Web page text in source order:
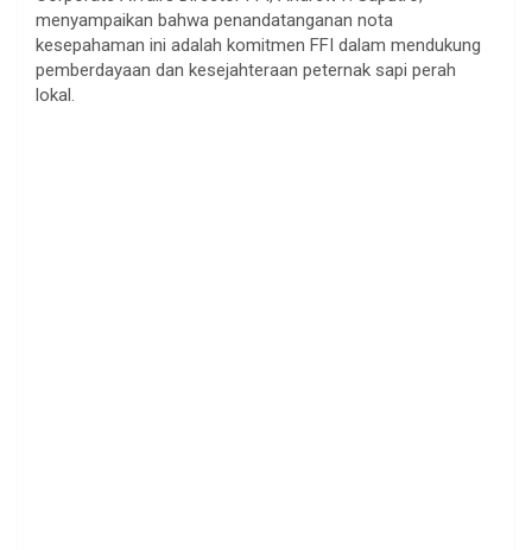
menyampaikan bahwa penandatanganan nota
kesepahaman ini adalah komitmen FFI dalam mendukung
pemberdayaan dan kesejahteraan peternak sapi perah
lokal.